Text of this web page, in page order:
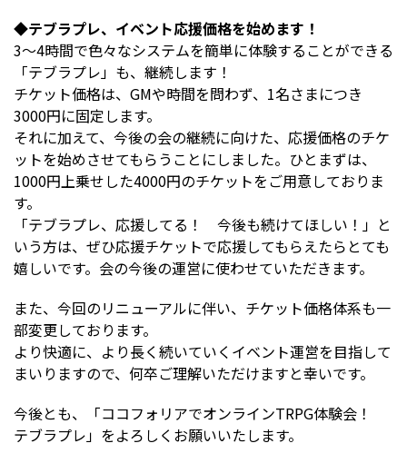
◆テブラプレ、イベント応援価格を始めます！
3～4時間で色々なシステムを簡単に体験することができる
「テブラプレ」も、継続します！
チケット価格は、GMや時間を問わず、1名さまにつき
3000円に固定します。
それに加えて、今後の会の継続に向けた、応援価格のチケ
ットを始めさせてもらうことにしました。ひとまずは、
1000円上乗せした4000円のチケットをご用意しておりま
す。
「テブラプレ、応援してる！ 今後も続けてほしい！」と
いう方は、ぜひ応援チケットで応援してもらえたらとても
嬉しいです。会の今後の運営に使わせていただきます。
また、今回のリニューアルに伴い、チケット価格体系も一
部変更しております。
より快適に、より長く続いていくイベント運営を目指して
まいりますので、何卒ご理解いただけますと幸いです。
今後とも、「ココフォリアでオンラインTRPG体験会！
テブラプレ」をよろしくお願いいたします。